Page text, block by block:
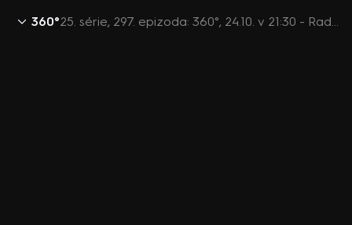
360° 25. série, 297. epizoda: 360°, 24.10. v 21:30 - Radek Koten, Robert Šlachta, Jiří Pospíšil, Pavla Pivoňka Vaňková